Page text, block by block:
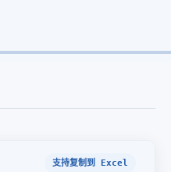
支持复制到 Excel